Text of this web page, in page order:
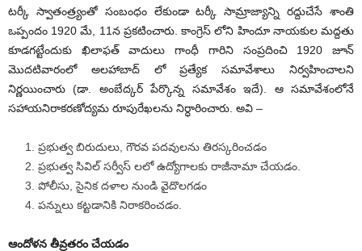
టర్కీ స్వాతంత్ర్యంతో సంబంధం లేకుండా టర్కీ సామ్రాజ్యాన్ని రద్దుచేసే శాంతి
ఒప్పందం 1920 మే, 11న ప్రకటించారు. కాంగ్రెస్ లోని హిందూ నాయకుల మద్దతు
కూడగట్టేందుకు ఖిలాఫత్ వాదులు గాంధీ గారిని సంప్రదించి 1920 జూన్
మొదటివారంలో అలహాబాద్ లో ప్రత్యేక సమావేశాలు నిర్వహించాలని
నిర్ణయించారు (డా. అంబేద్కర్ పేర్కొన్న సమావేశం ఇదే). ఆ సమావేశంలోనే
సహాయనిరాకరణోద్యమ రూపురేఖలను నిర్ధారించారు. అవి –
ప్రభుత్వ బిరుదులు, గౌరవ పదవులను తిరస్కరించడం
ప్రభుత్వ సివిల్ సర్వీస్ లలో ఉద్యోగాలకు రాజీనామా చేయడం.
పోలీసు, సైనిక దళాల నుండి వైదొలగడం
పన్నులు కట్టడానికి నిరాకరించడం.
ఆందోళన తీవ్రతరం చేయడం